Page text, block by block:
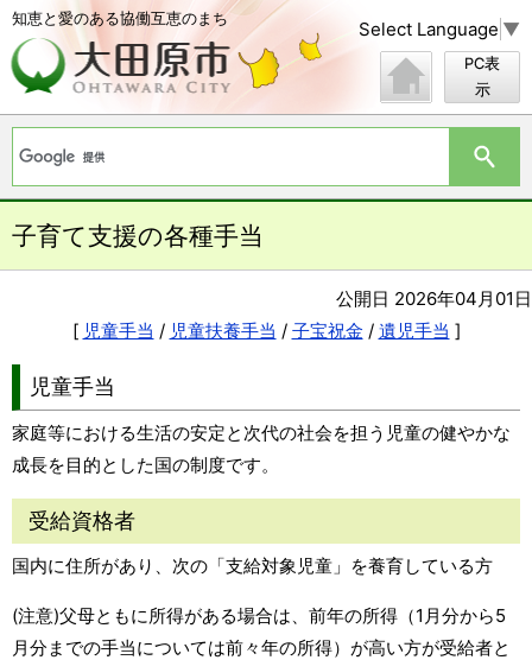
知恵と愛のある協働互恵のまち Select Language ▼
PC表
示
子育て支援の各種手当
公開日 2026年04月01日
[ 児童手当 / 児童扶養手当 / 子宝祝金 / 遺児手当 ]
児童手当
家庭等における生活の安定と次代の社会を担う児童の健やかな
成長を目的とした国の制度です。
受給資格者
国内に住所があり、次の「支給対象児童」を養育している方
(注意)父母ともに所得がある場合は、前年の所得（1月分から5
月分までの手当については前々年の所得）が高い方が受給者と